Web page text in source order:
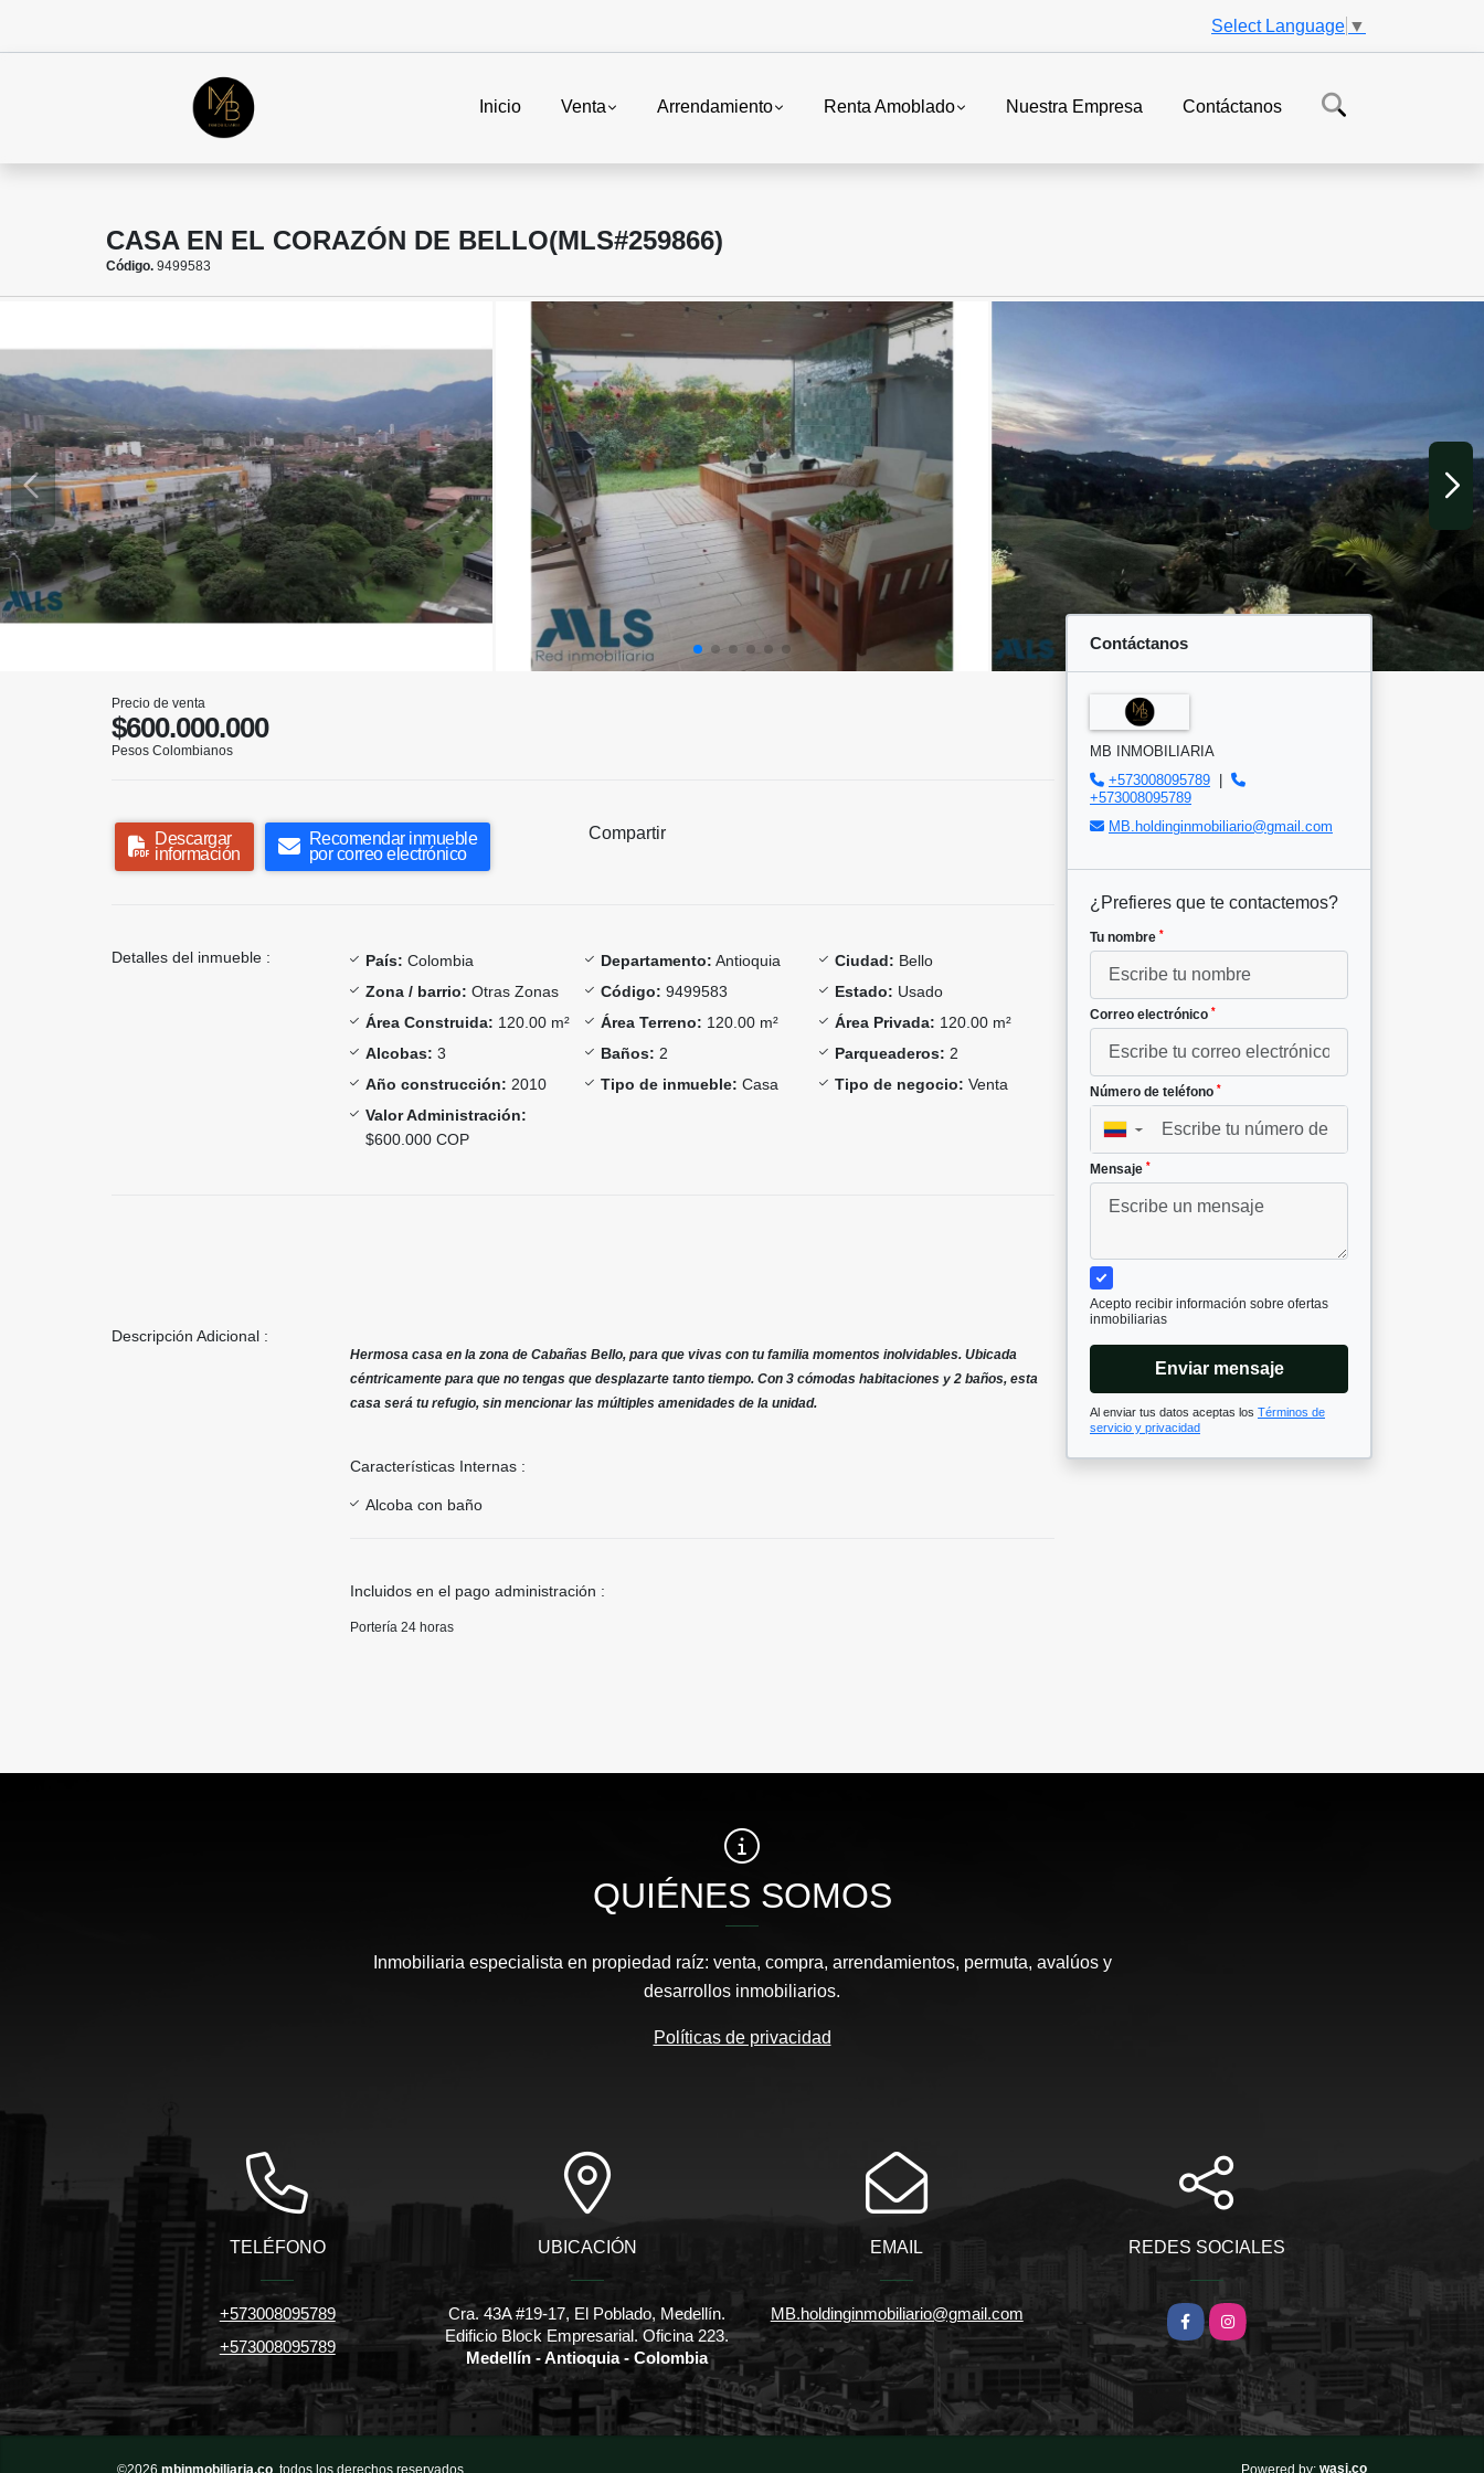
Select Language ▼
Inicio Venta Arrendamiento Renta Amoblado Nuestra Empresa Contáctanos
CASA EN EL CORAZÓN DE BELLO(MLS#259866)
Código. 9499583
Precio de venta
$600.000.000
Pesos Colombianos
Descargar
información
Recomendar inmueble
por correo electrónico
Compartir
Detalles del inmueble : País: Colombia Departamento: Antioquia Ciudad: Bello
Zona / barrio: Otras Zonas Código: 9499583 Estado: Usado
Área Construida: 120.00 m² Área Terreno: 120.00 m² Área Privada: 120.00 m²
Alcobas: 3 Baños: 2 Parqueaderos: 2
Año construcción: 2010 Tipo de inmueble: Casa Tipo de negocio: Venta
Valor Administración:
$600.000 COP
Descripción Adicional :
Hermosa casa en la zona de Cabañas Bello, para que vivas con tu familia momentos inolvidables. Ubicada
céntricamente para que no tengas que desplazarte tanto tiempo. Con 3 cómodas habitaciones y 2 baños, esta
casa será tu refugio, sin mencionar las múltiples amenidades de la unidad.
Características Internas :
Alcoba con baño
Incluidos en el pago administración :
Portería 24 horas
Contáctanos
MB INMOBILIARIA
+573008095789
+573008095789
MB.holdinginmobiliario@gmail.com
¿Prefieres que te contactemos?
Tu nombre *
Correo electrónico *
Número de teléfono *
▼
Mensaje *
Acepto recibir información sobre ofertas
inmobiliarias
Enviar mensaje
Al enviar tus datos aceptas los Términos de
servicio y privacidad
QUIÉNES SOMOS
Inmobiliaria especialista en propiedad raíz: venta, compra, arrendamientos, permuta, avalúos y
desarrollos inmobiliarios.
Políticas de privacidad
TELÉFONO
+573008095789
+573008095789
UBICACIÓN
Cra. 43A #19-17, El Poblado, Medellín.
Edificio Block Empresarial. Oficina 223.
Medellín - Antioquia - Colombia
EMAIL
MB.holdinginmobiliario@gmail.com
REDES SOCIALES
FacebookInstagram
©2026 mbinmobiliaria.co , todos los derechos reservados. Powered by: wasi.co